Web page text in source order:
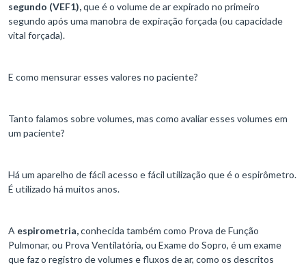
segundo (VEF1),que é o volume de ar expirado no primeiro
segundo após uma manobra de expiração forçada (ou capacidade
vital forçada).
E como mensurar esses valores no paciente?
Tanto falamos sobre volumes, mas como avaliar esses volumes em
um paciente?
Há um aparelho de fácil acesso e fácil utilização que é o espirômetro.
É utilizado há muitos anos.
A espirometria,conhecida também como Prova de Função
Pulmonar, ou Prova Ventilatória, ou Exame do Sopro, é um exame
que faz o registro de volumes e fluxos de ar, como os descritos